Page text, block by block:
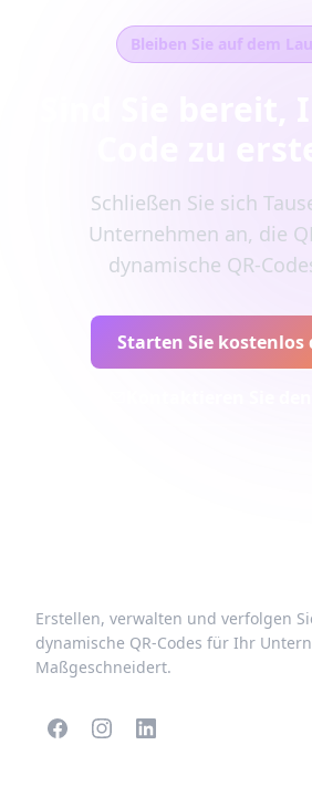
Bleiben Sie auf dem
Schließen Sie sich
Unternehmen an, die
dynamische QR-
Starten Sie kostenlos
Erstellen, verwalten und verfolgen
dynamische QR-Codes für Ihr
Maßgeschneidert.